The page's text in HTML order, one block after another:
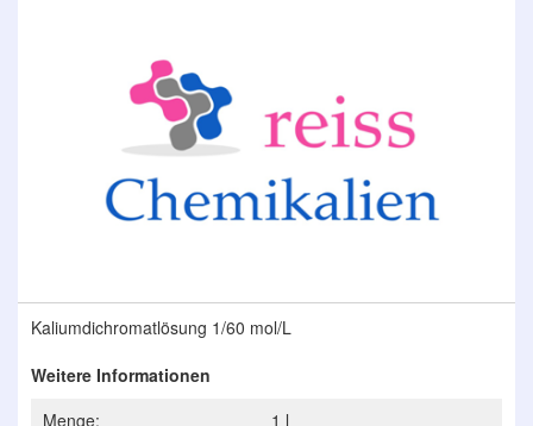
Anfang
Bildergalerie
springen
Kaliumdichromatlösung 1/60 mol/L
Weitere Informationen
Menge:
1 l